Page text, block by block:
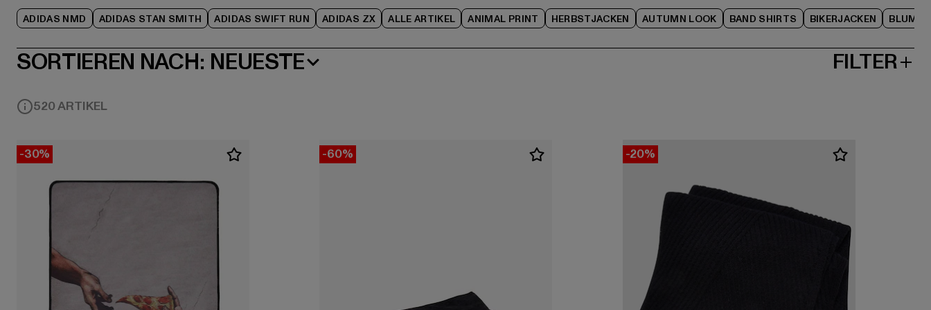
ADIDAS NMD ADIDAS STAN SMITH ADIDAS SWIFT RUN ADIDAS ZX ALLE ARTIKEL ANIMAL PRINT HERBSTJACKEN AUTUMN LOOK BAND SHIRTS BIKERJACKEN
SORTIEREN NACH: NEUESTE FILTER
520 ARTIKEL
-30% -60% -20%